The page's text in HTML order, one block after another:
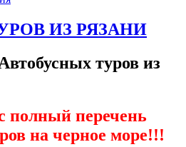
ИЗ РЯЗАНИ
туров из
полный перечень
на черное море!!!